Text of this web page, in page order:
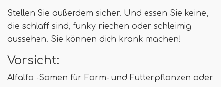
Stellen Sie außerdem sicher. Und essen Sie keine,
die schlaff sind, funky riechen oder schleimig
aussehen. Sie können dich krank machen!
Vorsicht:
Alfalfa -Samen für Farm- und Futterpflanzen oder